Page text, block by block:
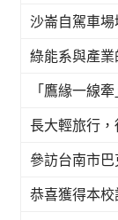
沙崙自駕車場
綠能系與產業
「鷹緣一線
長大輕旅行
參訪台南市
恭喜獲得本